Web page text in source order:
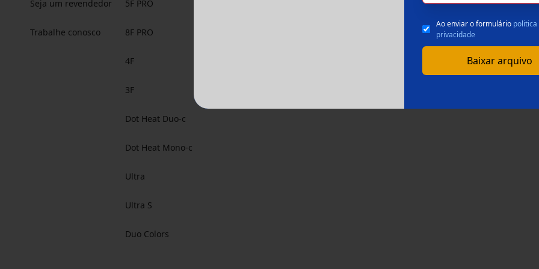
Ao enviar o formulário politica
privacidade
Baixar arquivo
Seja um revendedor
Trabalhe conosco
5F PRO
8F PRO
4F
3F
Dot Heat Duo-c
Dot Heat Mono-c
Ultra
Ultra S
Duo Colors